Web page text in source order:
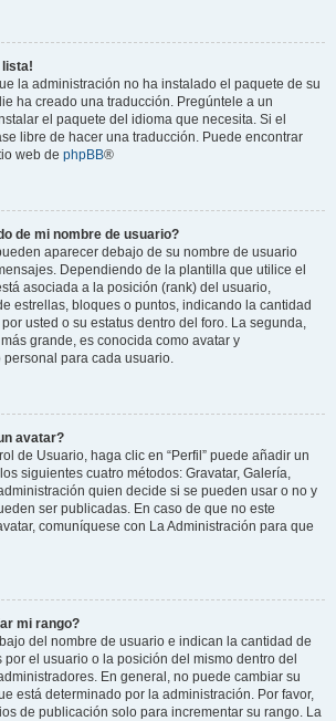
lista!
la administración no ha instalado el paquete de su
ha creado una traducción. Pregúntele a un
el paquete del idioma que necesita. Si el
libre de hacer una traducción. Puede encontrar
web de phpBB®
de mi nombre de usuario?
aparecer debajo de su nombre de usuario
Dependiendo de la plantilla que utilice el
asociada a la posición (rank) del usuario,
estrellas, bloques o puntos, indicando la cantidad
usted o su estatus dentro del foro. La segunda,
grande, es conocida como avatar y
para cada usuario.
avatar?
de Usuario, haga clic en “Perfil” puede añadir un
siguientes cuatro métodos: Gravatar, Galería,
quien decide si se pueden usar o no y
ser publicadas. En caso de que no este
comuníquese con La Administración para que
mi rango?
del nombre de usuario e indican la cantidad de
el usuario o la posición del mismo dentro del
En general, no puede cambiar su
está determinado por la administración. Por favor,
de publicación solo para incrementar su rango. La